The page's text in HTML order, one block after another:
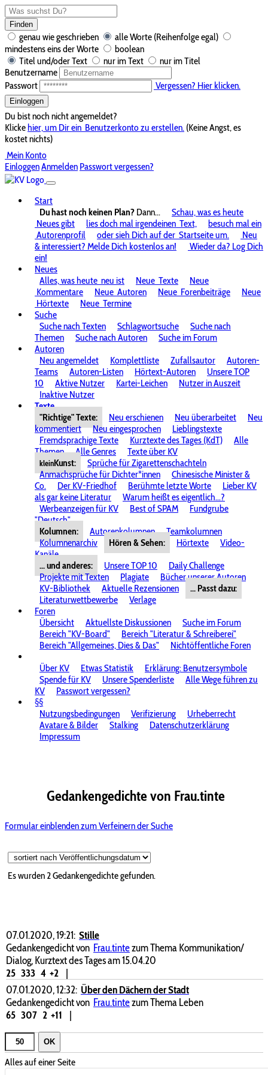
Finden
genau wie geschrieben
alle Worte (Reihenfolge egal)
mindestens eins der Worte
boolean
Titel und/oder Text
nur im Text
nur im Titel
Benutzername
Passwort
Vergessen? Hier klicken.
Einloggen
Du bist noch nicht angemeldet?
Klickehier, um Dir ein Benutzerkonto zu erstellen. (Keine Angst, es
kostet nichts)
Mein Konto
EinloggenAnmelden Passwort vergessen?
Start
Du hast noch keinen Plan? Dann...
Schau, was es heute
Neues gibt
lies doch mal irgendeinen Text,
besuch mal ein
Autorenprofil
oder sieh Dich auf der Startseite um.
Neu
& interessiert? Melde Dich kostenlos an!
Wieder da? Log Dich
ein!
Neues
Alles, was heute neu ist Neue Texte
Neue
Kommentare
Neue Autoren Neue Forenbeiträge
Neue
Hörtexte
Neue Termine
Suche
Suche nach Texten
Schlagwortsuche
Suche nach
Themen
Suche nach Autoren
Suche im Forum
Autoren
Neu angemeldet
Komplettliste Zufallsautor
Autoren-
Teams
Autoren-Listen Hörtext-Autoren
Unsere TOP
10
Aktive Nutzer Kartei-Leichen
Nutzer in Auszeit
Inaktive Nutzer
Texte
"Richtige" Texte:
Neu erschienen Neu überarbeitet
Neu
kommentiert
Neu eingesprochen
Lieblingstexte
Fremdsprachige Texte
Kurztexte des Tages (KdT)
Alle
Themen
Alle Genres Texte über KV
kleinKunst:
Sprüche für Zigarettenschachteln
Anmachsprüche für Dichter*innen
Chinesische Minister &
Co.
Der KV-Friedhof Berühmte letzte Worte
Lieber KV
als gar keine Literatur
Warum heißt es eigentlich...?
Werbeanzeigen für KV
Best of SPAM
Fundgrube
"Deutsch"
Kolumnen:
Autorenkolumnen
Teamkolumnen
Kolumnenarchiv
Hören & Sehen: Hörtexte
Video-
Kanäle
... und anderes:
Unsere TOP 10
Daily Challenge
Projekte mit Texten
Plagiate
Bücher unserer Autoren
KV-Bibliothek
Aktuelle Rezensionen
... Passt dazu:
Literaturwettbewerbe
Verlage
Foren
Übersicht
Aktuellste Diskussionen
Suche im Forum
Bereich "KV-Board"
Bereich "Literatur & Schreiberei"
Bereich "Allgemeines, Dies & Das"
Nichtöffentliche Foren
Über KV
Etwas Statistik
Erklärung: Benutzersymbole
Spende für KV
Unsere Spenderliste
Alle Wege führen zu
KV
Passwort vergessen?
§§
Nutzungsbedingungen
Verifizierung
Urheberrecht
Avatare & Bilder
Stalking
Datenschutzerklärung
Impressum
Gedankengedichte von Frau.tinte
Formular einblenden zum Verfeinern der Suche
Es wurden 2 Gedankengedichte gefunden.
07.01.2020, 19:21: Stille
Gedankengedicht von Frau.tintezum Thema Kommunikation/
Dialog, Kurztext des Tages am 15.04.20
25 333 4 +2
|
07.01.2020, 12:32: Über den Dächern der Stadt
Gedankengedicht von Frau.tintezum Thema Leben
65 307 2 +11 |
OK
Alles auf einer Seite